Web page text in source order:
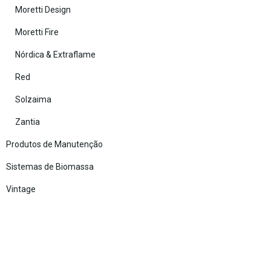
Moretti Design
Moretti Fire
Nórdica & Extraflame
Red
Solzaima
Zantia
Produtos de Manutenção
Sistemas de Biomassa
Vintage